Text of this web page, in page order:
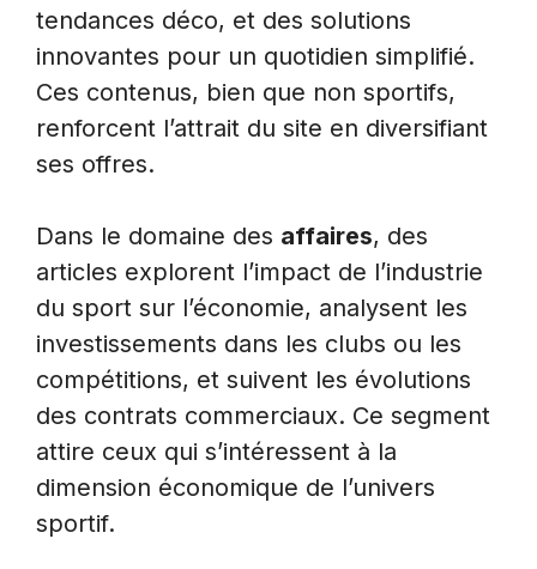
tendances déco, et des solutions
innovantes pour un quotidien simplifié.
Ces contenus, bien que non sportifs,
renforcent l’attrait du site en diversifiant
ses offres.
Dans le domaine des affaires, des
articles explorent l’impact de l’industrie
du sport sur l’économie, analysent les
investissements dans les clubs ou les
compétitions, et suivent les évolutions
des contrats commerciaux. Ce segment
attire ceux qui s’intéressent à la
dimension économique de l’univers
sportif.